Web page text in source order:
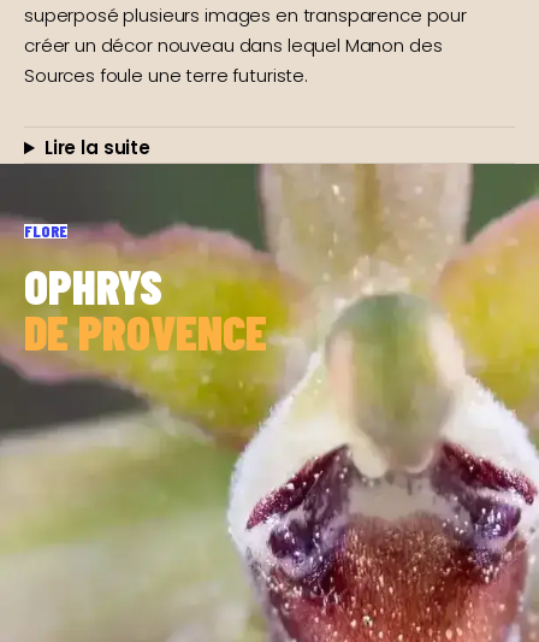
superposé plusieurs images en transparence pour
créer un décor nouveau dans lequel Manon des
Sources foule une terre futuriste.
Lire la suite
FLORE
OPHRYS
DE PROVENCE